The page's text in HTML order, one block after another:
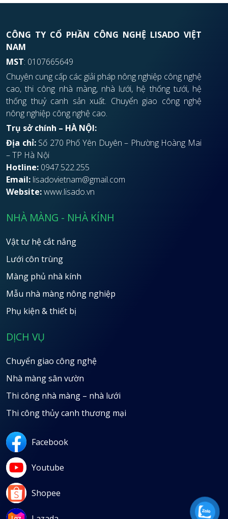
CÔNG TY CỔ PHẦN CÔNG NGHỆ LISADO VIỆT
NAM
MST: 0107665649
Chuyên cung cấp các giải pháp nông nghiệp công nghệ
cao, thi công nhà màng, nhà lưới, hệ thống tưới, hệ
thống thuỷ canh sản xuất. Chuyển giao công nghệ
nông nghiệp công nghệ cao.
Trụ sở chính – HÀ NỘI:
Địa chỉ:Số 270 Phố Yên Duyên – Phường Hoàng Mai
– TP Hà Nội
Hotline: 0947.522.255
Email: lisadovietnam@gmail.com
Website:www.lisado.vn
NHÀ MÀNG - NHÀ KÍNH
Vật tư hệ cắt nắng
Lưới côn trùng
Màng phủ nhà kính
Mẫu nhà màng nông nghiệp
Phụ kiện & thiết bị
DỊCH VỤ
Chuyển giao công nghệ
Nhà màng sân vườn
Thi công nhà màng – nhà lưới
Thi công thủy canh thương mại
Facebook
Youtube
Shopee